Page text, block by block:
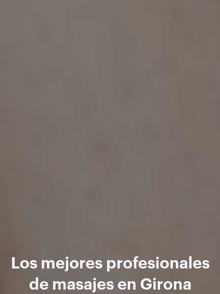
Los mejores profesionales
de masajes en Girona